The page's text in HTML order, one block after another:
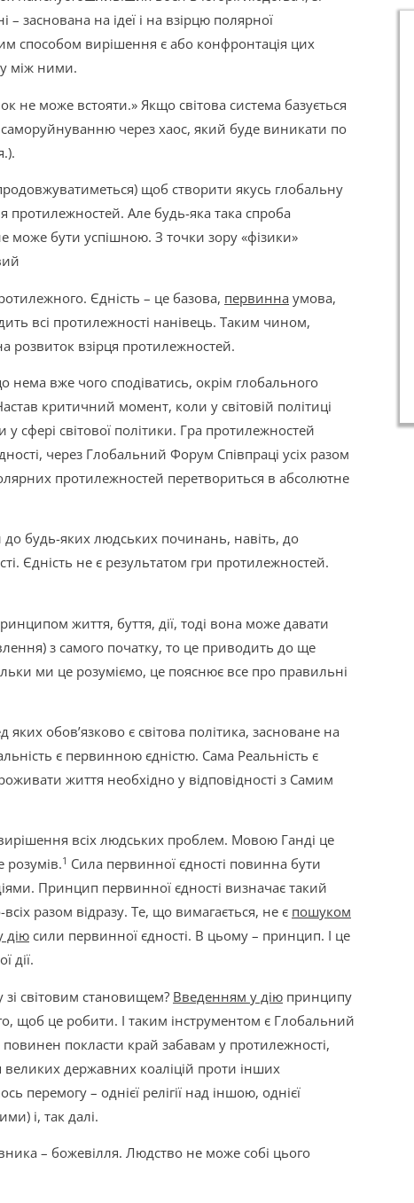
заснована на ідеї і на взірцю полярної
способом вирішення є або конфронтація цих
між ними.
не може встояти.» Якщо світова система базується
через хаос, який буде виникати по
щоб створити якусь глобальну
протилежностей. Але будь-яка така спроба
може бути успішною. З точки зору «фізики»
Єдність – це базова, первинна умова,
всі протилежності нанівець. Таким чином,
розвиток взірця протилежностей.
нема вже чого сподіватись, окрім глобального
критичний момент, коли у світовій політиці
сфері світової політики. Гра протилежностей
через Глобальний Форум Співпраці усіх разом
протилежностей перетвориться в абсолютне
будь-яких людських починань, навіть, до
Єдність не є результатом гри протилежностей.
життя, буття, дії, тоді вона може давати
з самого початку, то це приводить до ще
ми це розуміємо, це пояснює все про правильні
обов’язково є світова політика, засноване на
є первинною єдністю. Сама Реальність є
життя необхідно у відповідності з Самим
всіх людських проблем. Мовою Ганді це
розумів.1 Сила первинної єдності повинна бути
Принцип первинної єдності визначає такий
разом відразу. Те, що вимагається, не є пошуком
дію сили первинної єдності. В цьому – принцип. І це
дії.
світовим становищем? Введенням у дію принципу
щоб це робити. І таким інструментом є Глобальний
покласти край забавам у протилежності,
державних коаліцій проти інших
перемогу – однієї релігії над іншою, однієї
і, так далі.
– божевілля. Людство не може собі цього